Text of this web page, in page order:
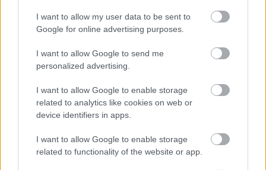
I want to allow my user data to be sent to
Google for online advertising purposes.
I want to allow Google to send me
personalized advertising.
I want to allow Google to enable storage
related to analytics like cookies on web or
device identifiers in apps.
I want to allow Google to enable storage
related to functionality of the website or app.
állapít meg kilátást.
A Fitch az ukrán "RD" besorolás
megerősítésének indoklásában közölte: a
részleges csődhelyzetet tükröző osztályzat
mindaddig érvényben marad, amíg
Ukrajna nem normalizálja
viszonyrendszerét külső kereskedelmi
hitelezőinek jelentős többségével.